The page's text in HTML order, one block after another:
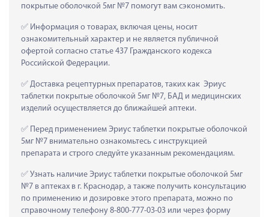
покрытые оболочкой 5мг №7 помогут вам сэкономить.
Информация о товарах, включая цены, носит
ознакомительный характер и не является публичной
офертой согласно статье 437 Гражданского кодекса
Российской Федерации.
Доставка рецептурных препаратов, таких как  Эриус
таблетки покрытые оболочкой 5мг №7, БАД и медицинских
изделий осуществляется до ближайшей аптеки.
Перед применением Эриус таблетки покрытые оболочкой
5мг №7 внимательно ознакомьтесь с инструкцией
препарата и строго следуйте указанным рекомендациям.
Узнать наличие Эриус таблетки покрытые оболочкой 5мг
№7 в аптеках в г. Краснодар, а также получить консультацию
по применению и дозировке этого препарата, можно по
справочному телефону 8-800-777-03-03 или через форму